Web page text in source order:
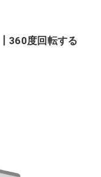
度回転する